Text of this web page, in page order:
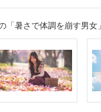
「暑さで体調を崩す男女